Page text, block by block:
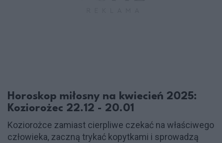
Horoskop miłosny na kwiecień 2025:
Koziorożec 22.12 - 20.01
Koziorożce zamiast cierpliwe czekać na właściwego
człowieka, zaczną trykać kopytkami i sprowadzą